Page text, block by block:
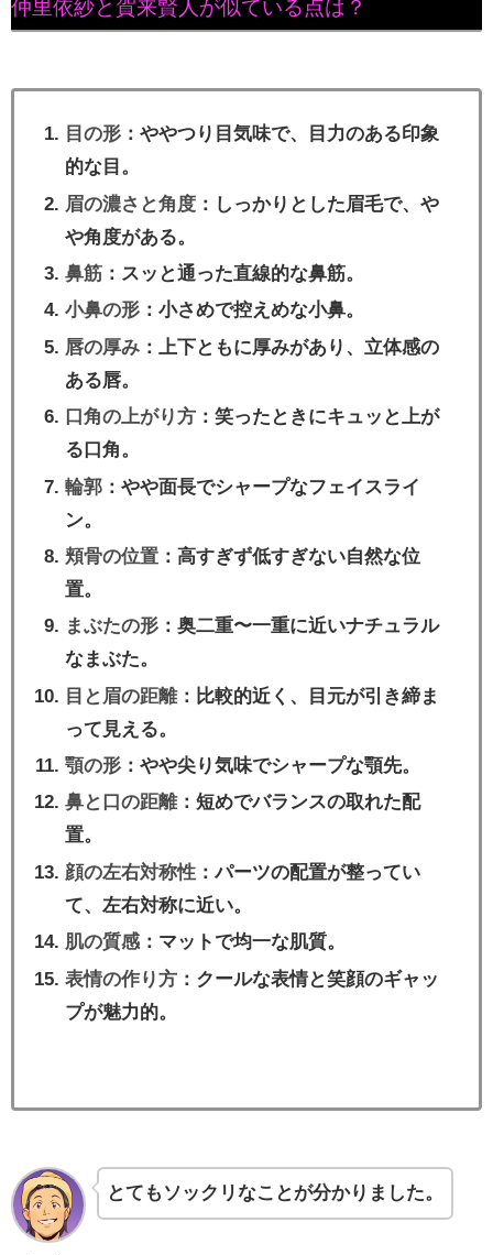
仲里依紗と賀来賢人が似ている点は？
目の形 ：ややつり目気味で、目力のある印象
的な目。
眉の濃さと角度 ：しっかりとした眉毛で、や
や角度がある。
鼻筋 ：スッと通った直線的な鼻筋。
小鼻の形 ：小さめで控えめな小鼻。
唇の厚み ：上下ともに厚みがあり、立体感の
ある唇。
口角の上がり方 ：笑ったときにキュッと上が
る口角。
輪郭 ：やや面長でシャープなフェイスライ
ン。
頬骨の位置 ：高すぎず低すぎない自然な位
置。
まぶたの形 ：奥二重〜一重に近いナチュラル
なまぶた。
目と眉の距離：比較的近く、目元が引き締ま
って見える。
顎の形 ：やや尖り気味でシャープな顎先。
鼻と口の距離：短めでバランスの取れた配
置。
顔の左右対称性 ：パーツの配置が整ってい
て、左右対称に近い。
肌の質感：マットで均一な肌質。
表情の作り方 ：クールな表情と笑顔のギャッ
プが魅力的。
とてもソックリなことが分かりました。